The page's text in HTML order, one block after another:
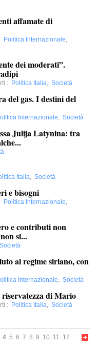
affamate di
: Politica Internazionale,
dei moderati”.
: Politica Italia, Società
del gas. I destini del
Internazionale, Società
Julija Latynina: tra
Italia, Società
e bisogni
: Politica Internazionale,
e contributi non
si...
Società
al regime siriano, con
Internazionale, Società
di Mario
: Politica Italia, Società
4 5 6 7 8 9 10 11 12 ...